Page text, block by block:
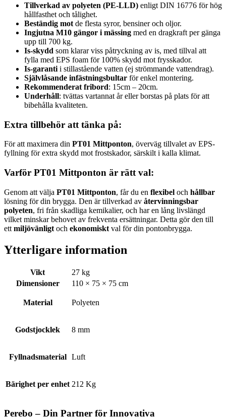
Tillverkad av polyeten (PE-LLD) enligt DIN 16776 för hög
hållfasthet och tålighet.
Beständig mot de flesta syror, bensiner och oljor.
Ingjutna M10 gängor i mässing med en dragkraft per gänga
upp till 700 kg.
Is-skydd som klarar viss påtryckning av is, med tillval att
fylla med EPS foam för 100% skydd mot frysskador.
Is-garanti i stillastående vatten (ej strömmande vattendrag).
Självlåsande infästningsbultar för enkel montering.
Rekommenderat fribord: 15cm – 20cm.
Underhåll: tvättas vartannat år eller borstas på plats för att
bibehålla kvaliteten.
Extra tillbehör att tänka på:
För att maximera din PT01 Mittponton, överväg tillvalet av EPS-
fyllning för extra skydd mot frostskador, särskilt i kalla klimat.
Varför PT01 Mittponton är rätt val:
Genom att välja PT01 Mittponton, får du en flexibel och hållbar
lösning för din brygga. Den är tillverkad av återvinningsbar
polyeten, fri från skadliga kemikalier, och har en lång livslängd
vilket minskar behovet av frekventa ersättningar. Detta gör den till
ett miljövänligt och ekonomiskt val för din pontonbrygga.
Ytterligare information
Vikt
27 kg
Dimensioner
110 × 75 × 75 cm
Material Polyeten
Godstjocklek 8 mm
Fyllnadsmaterial Luft
Bärighet per enhet 212 Kg
Perebo – Din Partner för Innovativa